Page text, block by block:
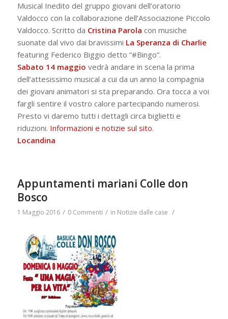
Musical Inedito del gruppo giovani dell’oratorio
Valdocco con la collaborazione dell’Associazione Piccolo
Valdocco. Scritto da Cristina Parola con musiche
suonate dal vivo dai bravissimi La Speranza di Charlie
featuring Federico Biggio detto “#Bingo”.
Sabato 14 maggio vedrà andare in scena la prima
dell’attesissimo musical a cui da un anno la compagnia
dei giovani animatori si sta preparando. Ora tocca a voi
fargli sentire il vostro calore partecipando numerosi.
Presto vi daremo tutti i dettagli circa biglietti e
riduzioni. Informazioni e notizie sul sito.
Locandina
Appuntamenti mariani Colle don
Bosco
1 Maggio 2016 / 0 Commenti / in Notizie dalle case /